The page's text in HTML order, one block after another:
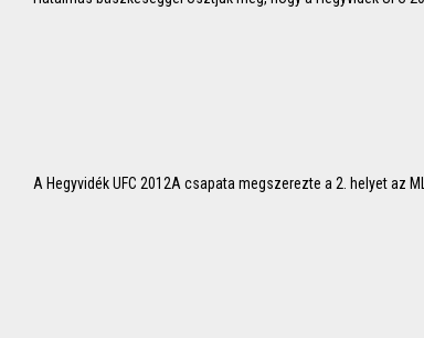
A Hegyvidék UFC 2012A csapata megszerezte a 2. helyet az